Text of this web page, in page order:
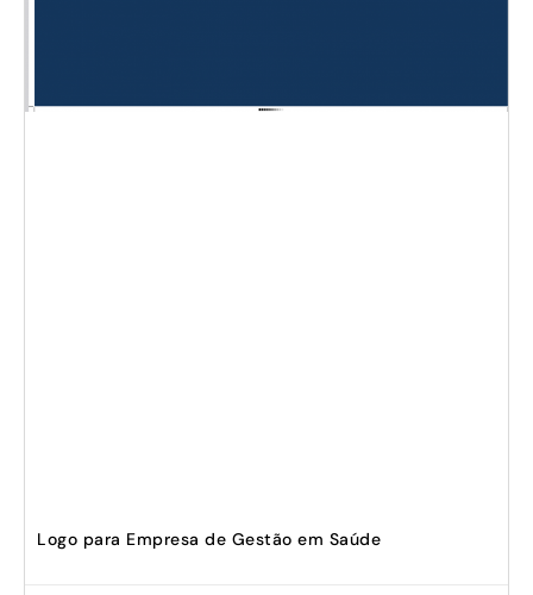
Logo para Empresa de Gestão em Saúde